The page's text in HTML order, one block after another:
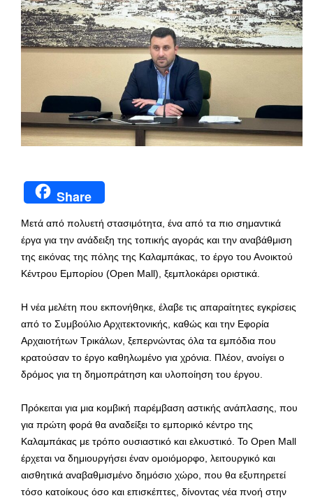
Share
Μετά από πολυετή στασιμότητα, ένα από τα πιο σημαντικά
έργα για την ανάδειξη της τοπικής αγοράς και την αναβάθμιση
της εικόνας της πόλης της Καλαμπάκας, το έργο του Ανοικτού
Κέντρου Εμπορίου (Open Mall), ξεμπλοκάρει οριστικά.
Η νέα μελέτη που εκπονήθηκε, έλαβε τις απαραίτητες εγκρίσεις
από το Συμβούλιο Αρχιτεκτονικής, καθώς και την Εφορία
Αρχαιοτήτων Τρικάλων, ξεπερνώντας όλα τα εμπόδια που
κρατούσαν το έργο καθηλωμένο για χρόνια. Πλέον, ανοίγει ο
δρόμος για τη δημοπράτηση και υλοποίηση του έργου.
Πρόκειται για μια κομβική παρέμβαση αστικής ανάπλασης, που
για πρώτη φορά θα αναδείξει το εμπορικό κέντρο της
Καλαμπάκας με τρόπο ουσιαστικό και ελκυστικό. Το Open Mall
έρχεται να δημιουργήσει έναν ομοιόμορφο, λειτουργικό και
αισθητικά αναβαθμισμένο δημόσιο χώρο, που θα εξυπηρετεί
τόσο κατοίκους όσο και επισκέπτες, δίνοντας νέα πνοή στην